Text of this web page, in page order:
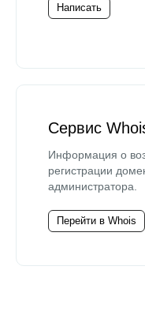
Написать
Сервис
Информация о
регистрации
администратора.
Перейти в Whois